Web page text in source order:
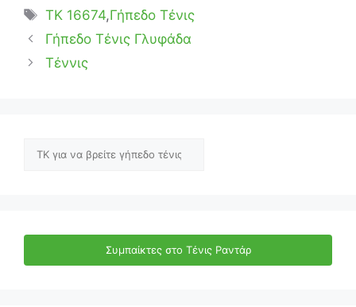
Ετικέτες
TK 16674,Γήπεδο Τένις
Γήπεδο Τένις Γλυφάδα
Τέννις
Αναζήτηση
Συμπαίκτες στο Τένις Ραντάρ